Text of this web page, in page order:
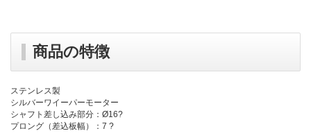
商品の特徴
ステンレス製
シルバーワイーパーモーター
シャフト差し込み部分：Ø16?
プロング（差込板幅）：7 ?